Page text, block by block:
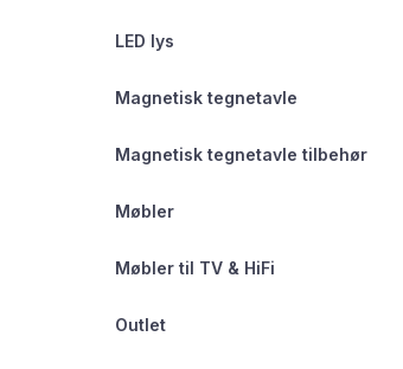
LED lys
Magnetisk tegnetavle
Magnetisk tegnetavle tilbehør
Møbler
Møbler til TV & HiFi
Outlet